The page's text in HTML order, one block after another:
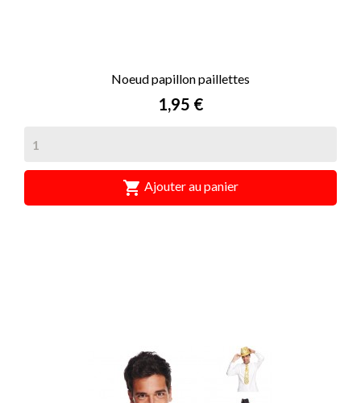
Noeud papillon paillettes
Prix
1,95 €
 Ajouter au panier